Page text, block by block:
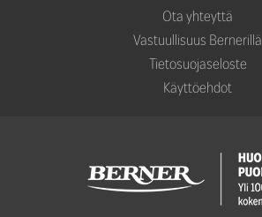
Ota yhteyttä
Vastuullisuus Bernerillä
Tietosuojaseloste
Käyttöehdot